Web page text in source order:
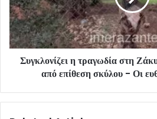
Συγκλονίζει η τραγωδία στη
από επίθεση σκύλου - Οι